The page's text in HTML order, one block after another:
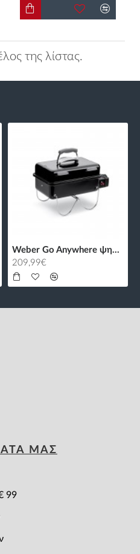
της λίστας.
Weber Go Anywhere ψησταριά υγραερίου
209,99€
ΜΑΣ
99